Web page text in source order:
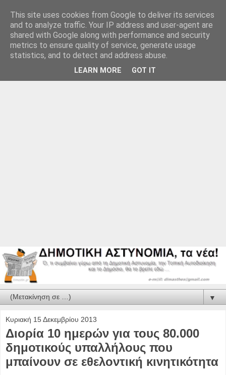
▼
Κυριακή 15 Δεκεμβρίου 2013
Διορία 10 ημερών για τους 80.000
δημοτικούς υπαλλήλους που
μπαίνουν σε εθελοντική κινητικότητα
This site uses cookies from Google to deliver its services
and to analyze traffic. Your IP address and user-agent are
shared with Google along with performance and security
metrics to ensure quality of service, generate usage
statistics, and to detect and address abuse.
LEARN MORE GOT IT